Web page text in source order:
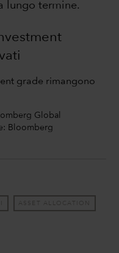
lungo termine.
Global
Bloomberg
ASSET ALLOCATION